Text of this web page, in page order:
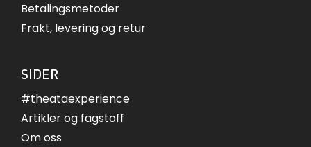
Betalingsmetoder
Frakt, levering og retur
SIDER
#theataexperience
Artikler og fagstoff
Om oss